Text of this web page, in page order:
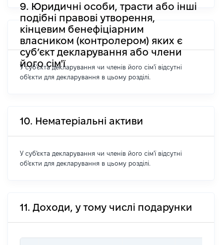
9. Юридичні особи, трасти або інші
подібні правові утворення,
кінцевим бенефіціарним
власником (контролером) яких є
суб’єкт декларування або члени
його сім'ї
У суб'єкта декларування чи членів його сім'ї відсутні
об'єкти для декларування в цьому розділі.
10. Нематеріальні активи
У суб'єкта декларування чи членів його сім'ї відсутні
об'єкти для декларування в цьому розділі.
11. Доходи, у тому числі подарунки